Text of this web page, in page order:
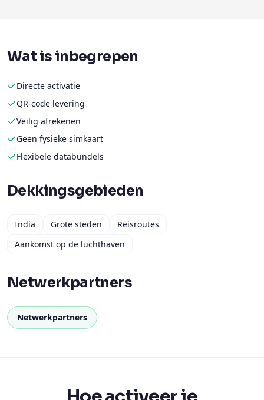
Wat is inbegrepen
Directe activatie
QR-code levering
Veilig afrekenen
Geen fysieke simkaart
Flexibele databundels
Dekkingsgebieden
India Grote steden
Reisroutes
Aankomst op de luchthaven
Netwerkpartners
Netwerkpartners